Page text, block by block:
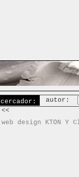
cercador: autor:
<<
web design KTON Y